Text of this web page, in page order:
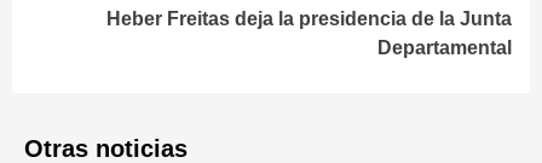
Heber Freitas deja la presidencia de la Junta
Departamental
Otras noticias